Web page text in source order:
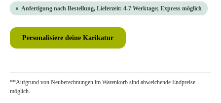
Anfertigung nach Bestellung, Lieferzeit: 4-7 Werktage; Express möglich
Personalisiere deine Karikatur
**Aufgrund von Neuberechnungen im Warenkorb sind abweichende Endpreise
möglich.